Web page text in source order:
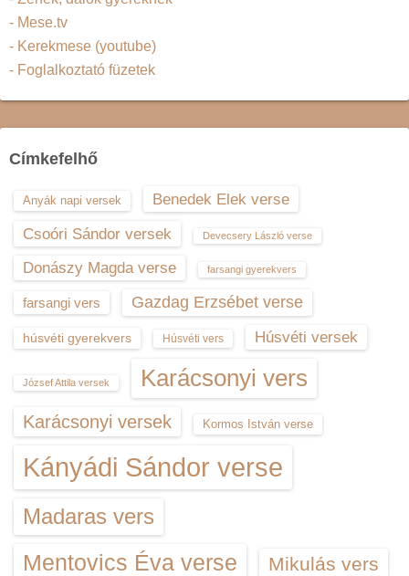
- Mese.tv
- Kerekmese (youtube)
- Foglalkoztató füzetek
Címkefelhő
Anyák napi versek
Benedek Elek verse
Csoóri Sándor versek
Devecsery László verse
Donászy Magda verse farsangi gyerekvers
farsangi vers Gazdag Erzsébet verse
húsvéti gyerekvers Húsvéti vers Húsvéti versek
József Attila versek Karácsonyi vers
Karácsonyi versek Kormos István verse
Kányádi Sándor verse
Madaras vers
Mentovics Éva verse Mikulás vers